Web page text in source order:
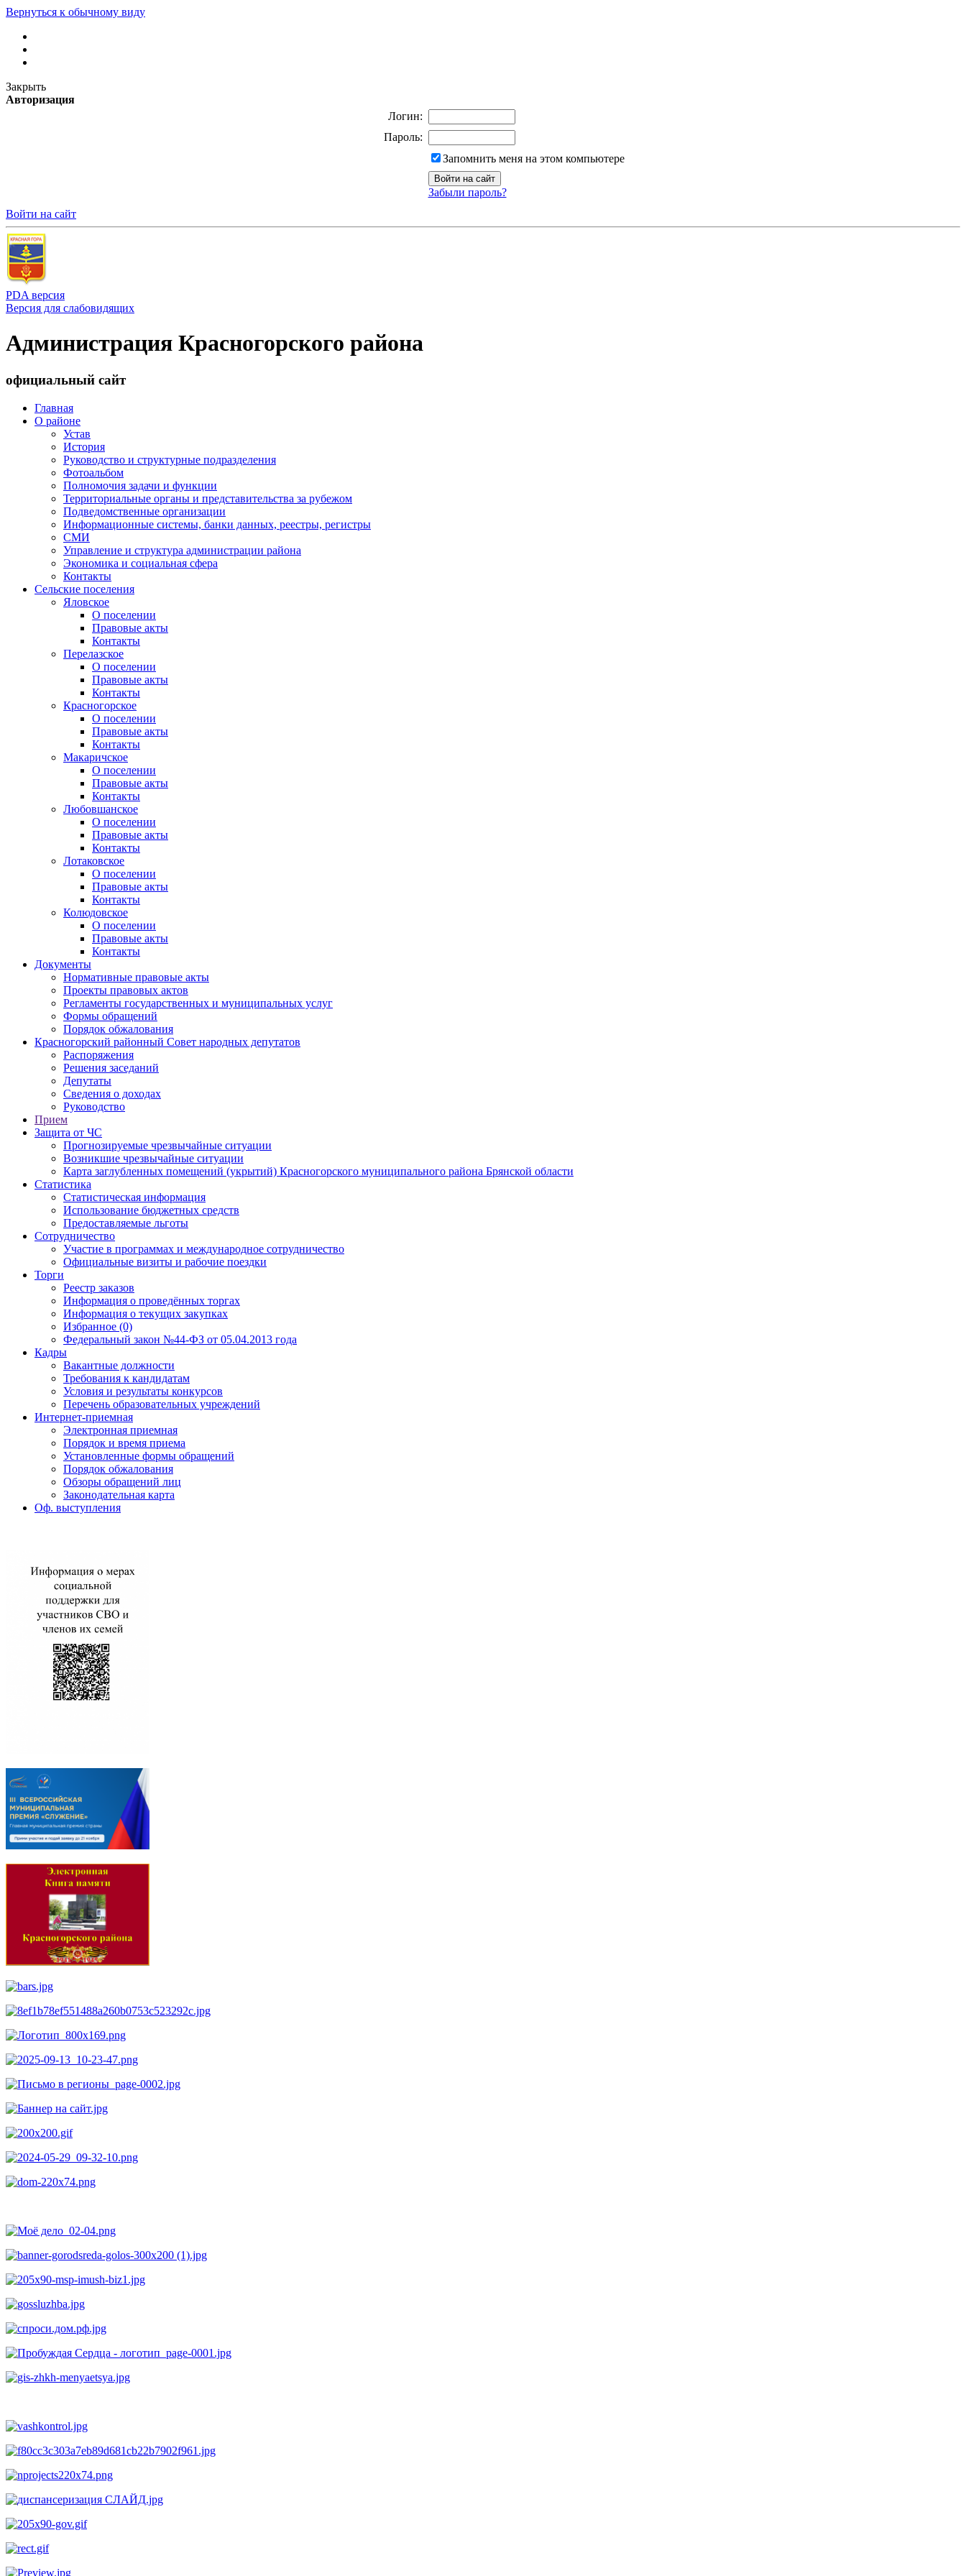
Вернуться к обычному виду
Закрыть
Авторизация
Логин:
Пароль:
Запомнить меня на этом компьютере
Забыли пароль?
Войти на сайт
PDA версия
Версия для слабовидящих
Администрация Красногорского района
официальный сайт
Главная
О районе
Устав
История
Руководство и структурные подразделения
Фотоальбом
Полномочия задачи и функции
Территориальные органы и представительства за рубежом
Подведомственные организации
Информационные системы, банки данных, реестры, регистры
СМИ
Управление и структура администрации района
Экономика и социальная сфера
Контакты
Сельские поселения
Яловское
О поселении
Правовые акты
Контакты
Перелазское
О поселении
Правовые акты
Контакты
Красногорское
О поселении
Правовые акты
Контакты
Макаричское
О поселении
Правовые акты
Контакты
Любовшанское
О поселении
Правовые акты
Контакты
Лотаковское
О поселении
Правовые акты
Контакты
Колюдовское
О поселении
Правовые акты
Контакты
Документы
Нормативные правовые акты
Проекты правовых актов
Регламенты государственных и муниципальных услуг
Формы обращений
Порядок обжалования
Красногорский районный Совет народных депутатов
Распоряжения
Решения заседаний
Депутаты
Сведения о доходах
Руководство
Прием
Защита от ЧС
Прогнозируемые чрезвычайные ситуации
Возникшие чрезвычайные ситуации
Карта заглубленных помещений (укрытий) Красногорского муниципального района Брянской области
Статистика
Статистическая информация
Использование бюджетных средств
Предоставляемые льготы
Сотрудничество
Участие в программах и международное сотрудничество
Официальные визиты и рабочие поездки
Торги
Реестр заказов
Информация о проведённых торгах
Информация о текущих закупках
Избранное (0)
Федеральный закон №44-ФЗ от 05.04.2013 года
Кадры
Вакантные должности
Требования к кандидатам
Условия и результаты конкурсов
Перечень образовательных учреждений
Интернет-приемная
Электронная приемная
Порядок и время приема
Установленные формы обращений
Порядок обжалования
Обзоры обращений лиц
Законодательная карта
Оф. выступления